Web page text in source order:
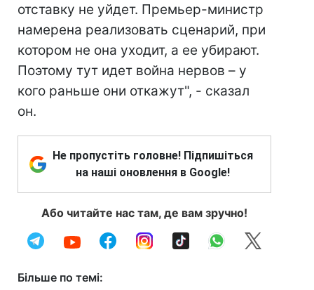
отставку не уйдет. Премьер-министр
намерена реализовать сценарий, при
котором не она уходит, а ее убирают.
Поэтому тут идет война нервов – у
кого раньше они откажут", - сказал
он.
Не пропустіть головне! Підпишіться
на наші оновлення в Google!
Або читайте нас там, де вам зручно!
Більше по темі: